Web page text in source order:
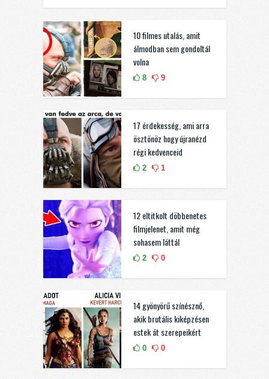
10 filmes utalás, amit
álmodban sem gondoltál
volna
8 9
17 érdekesség, ami arra
ösztönöz hogy újranézd
régi kedvenceid
2 1
12 eltitkolt döbbenetes
filmjelenet, amit még
sohasem láttál
2 0
14 gyönyörű színésznő,
akik brutális kiképzésen
estek át szerepeikért
0 0